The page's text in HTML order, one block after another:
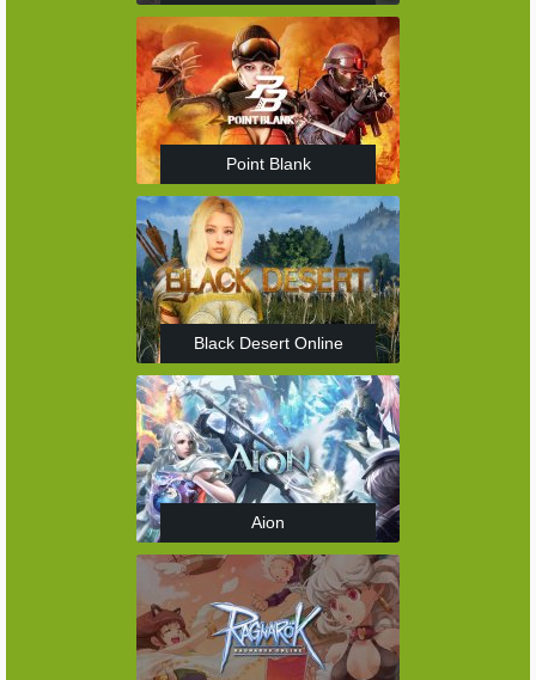
Point Blank
Black Desert Online
Aion